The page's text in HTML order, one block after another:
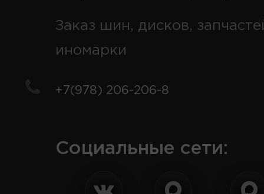
Заказ шин, дисков,
иномарки
+7(978) 206-206-8
Социальные сети: